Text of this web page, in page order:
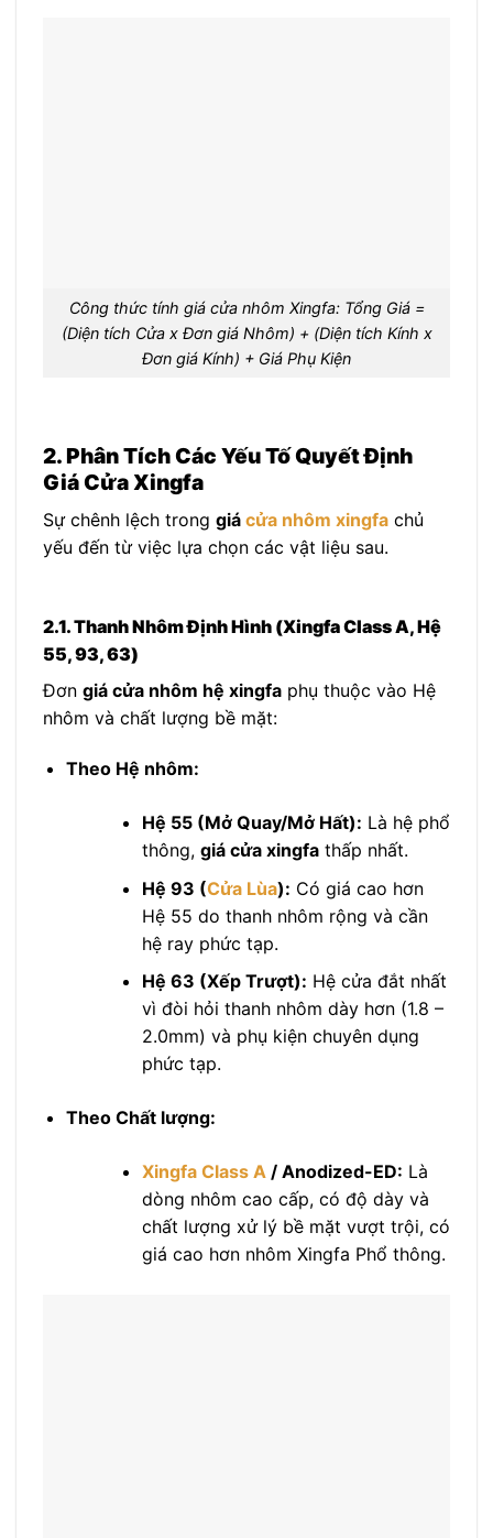
Công thức tính giá cửa nhôm Xingfa: Tổng Giá =
(Diện tích Cửa x Đơn giá Nhôm) + (Diện tích Kính x
Đơn giá Kính) + Giá Phụ Kiện
2. Phân Tích Các Yếu Tố Quyết Định
Giá Cửa Xingfa
Sự chênh lệch trong giá cửa nhôm xingfa chủ
yếu đến từ việc lựa chọn các vật liệu sau.
2.1. Thanh Nhôm Định Hình (Xingfa Class A, Hệ
55, 93, 63)
Đơn giá cửa nhôm hệ xingfa phụ thuộc vào Hệ
nhôm và chất lượng bề mặt:
Theo Hệ nhôm:
Hệ 55 (Mở Quay/Mở Hất): Là hệ phổ
thông, giá cửa xingfathấp nhất.
Hệ 93 (Cửa Lùa): Có giá cao hơn
Hệ 55 do thanh nhôm rộng và cần
hệ ray phức tạp.
Hệ 63 (Xếp Trượt): Hệ cửa đắt nhất
vì đòi hỏi thanh nhôm dày hơn (1.8 –
2.0mm) và phụ kiện chuyên dụng
phức tạp.
Theo Chất lượng:
Xingfa Class A/ Anodized-ED: Là
dòng nhôm cao cấp, có độ dày và
chất lượng xử lý bề mặt vượt trội, có
giá cao hơn nhôm Xingfa Phổ thông.